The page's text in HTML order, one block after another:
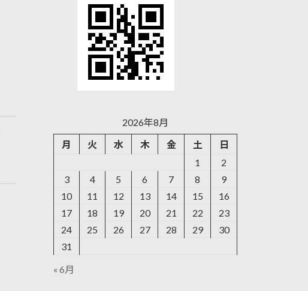
2026年8月
月
火 水 木 金 土
日
1
2
3
4 5 6 7 8
9
10
11 12 13 14 15
16
17
18 19 20 21 22
23
24
25 26 27 28 29
30
31
« 6月